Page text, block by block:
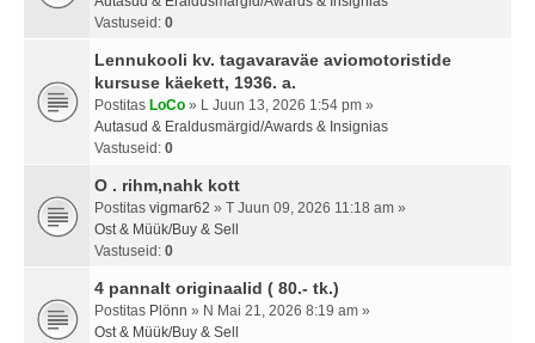
Vastuseid: 0
Lennukooli kv. tagavaraväe aviomotoristide
kursuse käekett, 1936. a.
Postitas LoCo » L Juun 13, 2026 1:54 pm »
Autasud & Eraldusmärgid/Awards & Insignias
Vastuseid: 0
O . rihm,nahk kott
Postitas vigmar62 » T Juun 09, 2026 11:18 am »
Ost & Müük/Buy & Sell
Vastuseid: 0
4 pannalt originaalid ( 80.- tk.)
Postitas Plönn » N Mai 21, 2026 8:19 am »
Ost & Müük/Buy & Sell